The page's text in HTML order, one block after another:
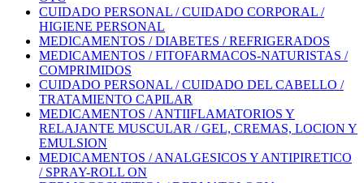
CUIDADO PERSONAL / CUIDADO CORPORAL /
HIGIENE PERSONAL
MEDICAMENTOS / DIABETES / REFRIGERADOS
MEDICAMENTOS / FITOFARMACOS-NATURISTAS /
COMPRIMIDOS
CUIDADO PERSONAL / CUIDADO DEL CABELLO /
TRATAMIENTO CAPILAR
MEDICAMENTOS / ANTIIFLAMATORIOS Y
RELAJANTE MUSCULAR / GEL, CREMAS, LOCION Y
EMULSION
MEDICAMENTOS / ANALGESICOS Y ANTIPIRETICO
/ SPRAY-ROLL ON